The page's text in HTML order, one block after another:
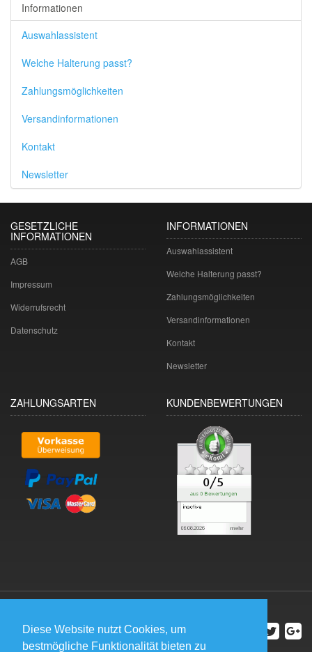
Diese Website nutzt Cookies, um
bestmögliche Funktionalität bieten zu
Informationen
Auswahlassistent
Welche Halterung passt?
Zahlungsmöglichkeiten
Versandinformationen
Kontakt
Newsletter
GESETZLICHE
INFORMATIONEN
AGB
Impressum
Widerrufsrecht
Datenschutz
INFORMATIONEN
Auswahlassistent
Welche Halterung passt?
Zahlungsmöglichkeiten
Versandinformationen
Kontakt
Newsletter
ZAHLUNGSARTEN KUNDENBEWERTUNGEN